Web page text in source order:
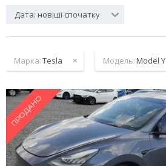
Дата: новіші спочатку
Марка:Tesla Модель:Model Y
ПРОДАНО